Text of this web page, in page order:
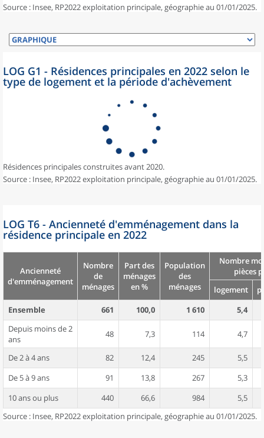
Source : Insee, RP2022 exploitation principale, géographie au 01/01/2025.
LOG G1 - Résidences principales en 2022 selon le
type de logement et la période d'achèvement
Résidences principales construites avant 2020.
Source : Insee, RP2022 exploitation principale, géographie au 01/01/2025.
LOG T6 - Ancienneté d'emménagement dans la
résidence principale en 2022
Ancienneté
d'emménagement
Nombre
de
ménages
Part des
ménages
en %
Population
des
ménages
Nombre
pièces
logement
Ensemble
661 100,0 1 610
5,4
Depuis moins de 2
ans
48 7,3 114 4,7
De 2 à 4 ans 82 12,4 245
5,5
De 5 à 9 ans
91 13,8 267
5,3
10 ans ou plus
440 66,6 984
5,5
Source : Insee, RP2022 exploitation principale, géographie au 01/01/2025.